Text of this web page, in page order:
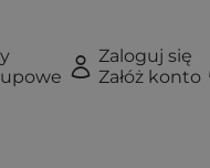
Zaloguj się
Załóż konto